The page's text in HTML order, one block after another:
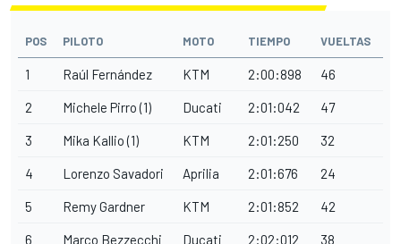
POS PILOTO MOTO TIEMPO VUELTAS
1 Raúl Fernández KTM 2:00:898 46
2 Michele Pirro (1) Ducati 2:01:042 47
3 Mika Kallio (1) KTM 2:01:250 32
4 Lorenzo Savadori Aprilia 2:01:676 24
5 Remy Gardner KTM 2:01:852 42
6 Marco Bezzecchi Ducati 2:02:012 38